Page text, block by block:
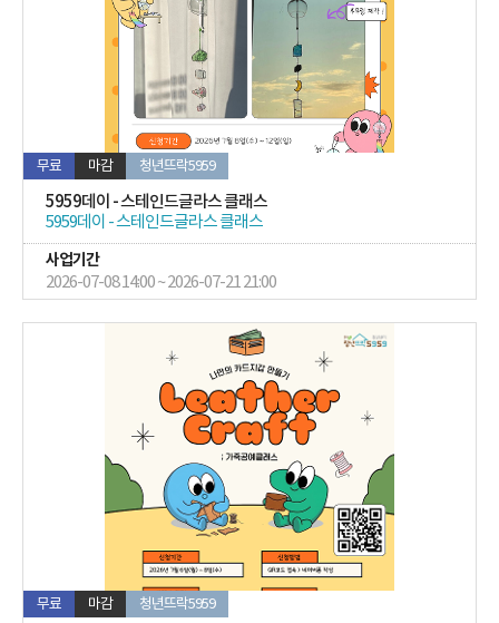
무료 마감 청년뜨락5959
5959데이 - 스테인드글라스 클래스
5959데이 - 스테인드글라스 클래스
사업기간
2026-07-08 14:00 ~ 2026-07-21 21:00
무료 마감 청년뜨락5959